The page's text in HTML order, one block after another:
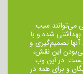
می‌توانند سبب
شده و با
تصمیم‌گیری و
این نقش،
در این وب
و برای همه در